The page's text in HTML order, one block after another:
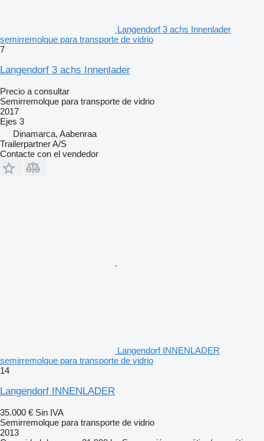
Langendorf 3 achs Innenlader
semirremolque para transporte de vidrio
7
Langendorf 3 achs Innenlader
Precio a consultar
Semirremolque para transporte de vidrio
2017
Ejes 3
Dinamarca, Aabenraa
Trailerpartner A/S
Contacte con el vendedor
Langendorf INNENLADER
semirremolque para transporte de vidrio
14
Langendorf INNENLADER
35.000 € Sin IVA
Semirremolque para transporte de vidrio
2013